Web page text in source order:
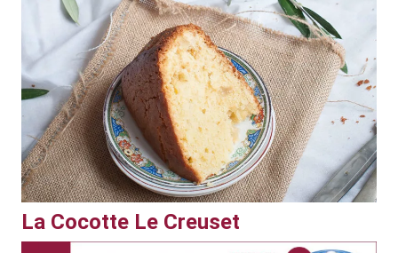
La Cocotte Le Creuset